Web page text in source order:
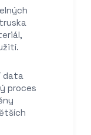
data
proces